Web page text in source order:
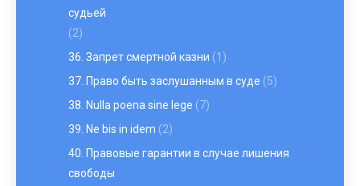
судьей
(2)
36. Запрет смертной казни (1)
37. Право быть заслушанным в суде (5)
38. Nulla poena sine lege (7)
39. Ne bis in idem (2)
40. Правовые гарантии в случае лишения
свободы